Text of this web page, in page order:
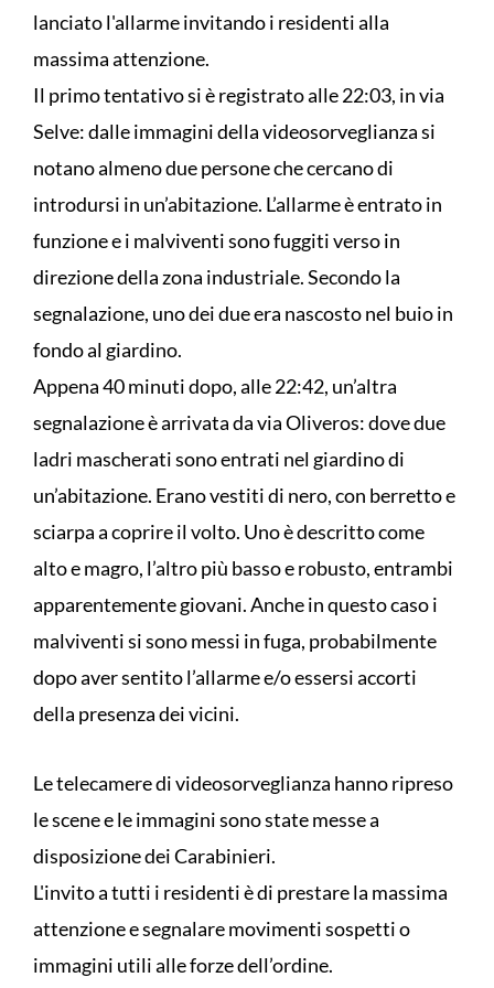
lanciato l'allarme invitando i residenti alla
massima attenzione.
Il primo tentativo si è registrato alle 22:03, in via
Selve: dalle immagini della videosorveglianza si
notano almeno due persone che cercano di
introdursi in un’abitazione. L’allarme è entrato in
funzione e i malviventi sono fuggiti verso in
direzione della zona industriale. Secondo la
segnalazione, uno dei due era nascosto nel buio in
fondo al giardino.
Appena 40 minuti dopo, alle 22:42, un’altra
segnalazione è arrivata da via Oliveros: dove due
ladri mascherati sono entrati nel giardino di
un’abitazione. Erano vestiti di nero, con berretto e
sciarpa a coprire il volto. Uno è descritto come
alto e magro, l’altro più basso e robusto, entrambi
apparentemente giovani. Anche in questo caso i
malviventi si sono messi in fuga, probabilmente
dopo aver sentito l’allarme e/o essersi accorti
della presenza dei vicini.
Le telecamere di videosorveglianza hanno ripreso
le scene e le immagini sono state messe a
disposizione dei Carabinieri.
L'invito a tutti i residenti è di prestare la massima
attenzione e segnalare movimenti sospetti o
immagini utili alle forze dell’ordine.